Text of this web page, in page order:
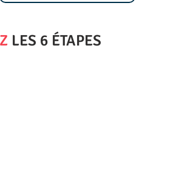
LES 6 ÉTAPES